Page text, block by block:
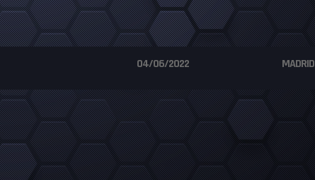
04/06/2022 MADRID